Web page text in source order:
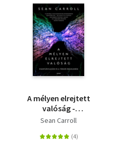
A mélyen elrejtett
valóság -
Kvantumvilágok és a
Sean Carroll